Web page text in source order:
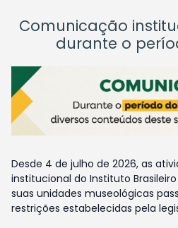
Comunicação
durante o
Desde 4 de julho de 2026, as
institucional do Instituto
suas unidades museológicas
restrições estabelecidas pela